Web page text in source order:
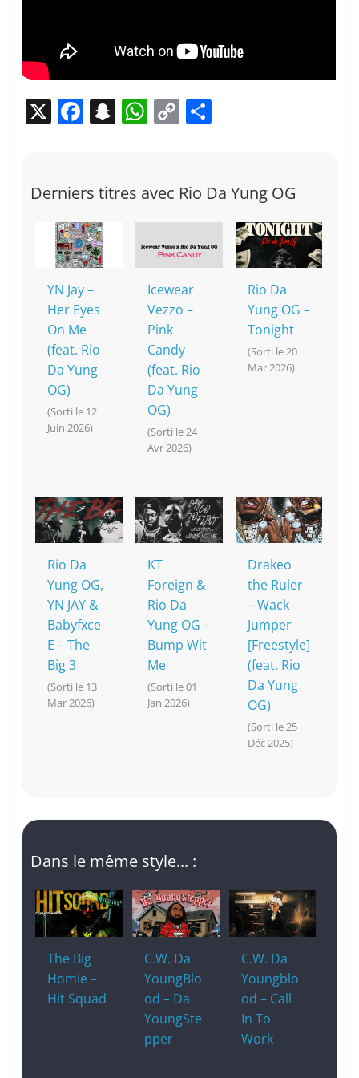
X F
e
b
o
o
k
S
p
at
W
s
A
p
p
C
y
Li
n
k
g
er
Derniers titres avec Rio Da Yung OG
YN Jay –
Her Eyes
On Me
(feat. Rio
Da Yung
OG)
(Sorti le 12
Juin 2026)
Icewear
Vezzo –
Pink
Candy
(feat. Rio
Da Yung
OG)
(Sorti le 24
Avr 2026)
Rio Da
Yung OG –
Tonight
(Sorti le 20
Mar 2026)
Rio Da
Yung OG,
YN JAY &
Babyfxce
E – The
Big 3
(Sorti le 13
Mar 2026)
KT
Foreign &
Rio Da
Yung OG –
Bump Wit
Me
(Sorti le 01
Jan 2026)
Drakeo
the Ruler
– Wack
Jumper
[Freestyle]
(feat. Rio
Da Yung
OG)
(Sorti le 25
Déc 2025)
Dans le même style... :
The Big
Homie –
Hit Squad
C.W. Da
YoungBlo
od – Da
YoungSte
pper
C.W. Da
Youngblo
od – Call
In To
Work